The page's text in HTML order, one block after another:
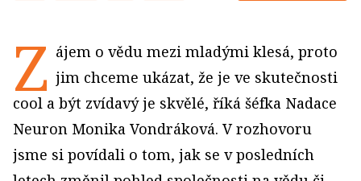
Z ájem o vědu mezi mladými klesá, proto
jim chceme ukázat, že je ve skutečnosti
cool a být zvídavý je skvělé, říká šéfka Nadace
Neuron Monika Vondráková. V rozhovoru
jsme si povídali o tom, jak se v posledních